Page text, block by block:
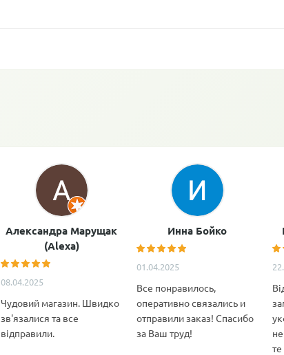
Александра Марущак
(Alexa)
08.04.2025
Чудовий магазин. Швидко
зв'язалися та все
відправили.
Инна Бойко
01.04.2025
Все понравилось,
оперативно связались и
отправили заказ! Спасибо
за Ваш труд!
те